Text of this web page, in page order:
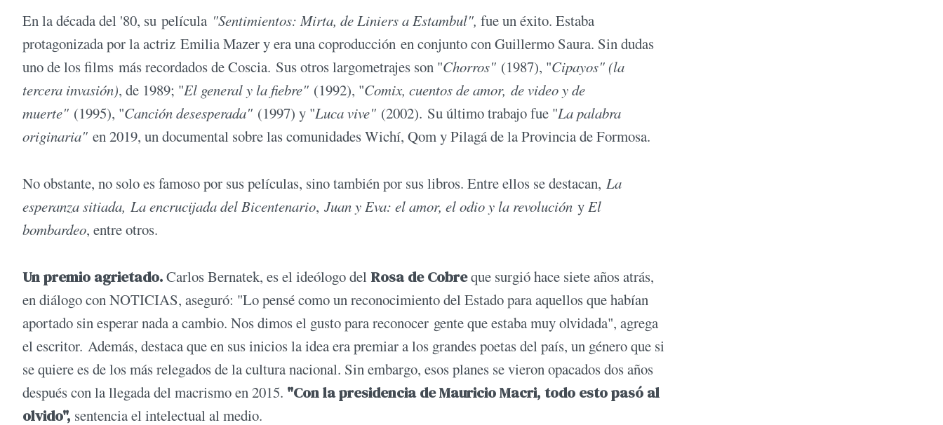
En la década del '80, su película "Sentimientos: Mirta, de Liniers a Estambul", fue un éxito. Estaba
protagonizada por la actriz Emilia Mazer y era una coproducción en conjunto con Guillermo Saura. Sin dudas
uno de los films más recordados de Coscia. Sus otros largometrajes son "Chorros" (1987), "Cipayos" (la
tercera invasión), de 1989; "El general y la fiebre" (1992), "Comix, cuentos de amor, de video y de
muerte" (1995), "Canción desesperada" (1997) y "Luca vive" (2002). Su último trabajo fue "La palabra
originaria" en 2019, un documental sobre las comunidades Wichí, Qom y Pilagá de la Provincia de Formosa.
No obstante, no solo es famoso por sus películas, sino también por sus libros. Entre ellos se destacan, La
esperanza sitiada, La encrucijada del Bicentenario, Juan y Eva: el amor, el odio y la revolución yEl
bombardeo, entre otros.
Un premio agrietado.Carlos Bernatek, es el ideólogo del Rosa de Cobreque surgió hace siete años atrás,
en diálogo con NOTICIAS, aseguró: "Lo pensé como un reconocimiento del Estado para aquellos que habían
aportado sin esperar nada a cambio. Nos dimos el gusto para reconocer gente que estaba muy olvidada", agrega
el escritor. Además, destaca que en sus inicios la idea era premiar a los grandes poetas del país, un género que si
se quiere es de los más relegados de la cultura nacional. Sin embargo, esos planes se vieron opacados dos años
después con la llegada del macrismo en 2015. "Con la presidencia de Mauricio Macri, todo esto pasó al
olvido", sentencia el intelectual al medio.